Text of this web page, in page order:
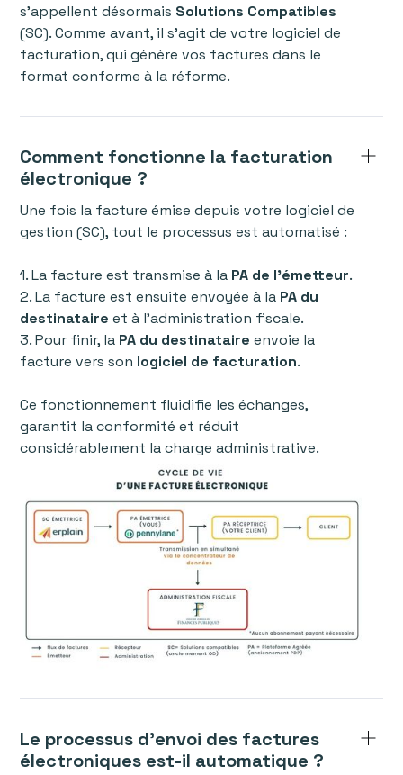
s’appellent désormais Solutions Compatibles
(SC). Comme avant, il s’agit de votre logiciel de
facturation, qui génère vos factures dans le
format conforme à la réforme.
Comment fonctionne la facturation
électronique ?
Une fois la facture émise depuis votre logiciel de
gestion (SC), tout le processus est automatisé :
1. La facture est transmise à la PA de l’émetteur.
2. La facture est ensuite envoyée à la PA du
destinataire et à l’administration fiscale.
3. Pour finir, la PA du destinataire envoie la
facture vers son logiciel de facturation.
Ce fonctionnement fluidifie les échanges,
garantit la conformité et réduit
considérablement la charge administrative.
Le processus d’envoi des factures
électroniques est-il automatique ?